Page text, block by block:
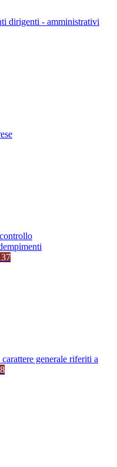
dirigenti - amministrativi
generale riferiti a